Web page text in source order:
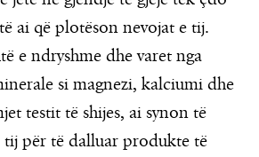
ai që plotëson nevojat e tij.
e ndryshme dhe varet nga
si magnezi, kalciumi dhe
testit të shijes, ai synon të
për të dalluar produkte të